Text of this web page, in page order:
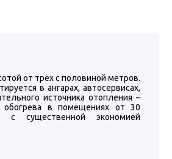
от трех с половиной метров.
в ангарах, автосервисах,
источника отопления –
обогрева в помещениях от 30
с существенной экономией